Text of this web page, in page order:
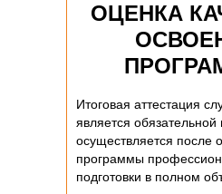
Итоговая аттестация
является обязательной
осуществляется после
программы
подготовки в полном
ОЦЕНКА